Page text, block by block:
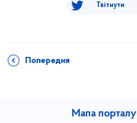
Твітнути
Попередня
Мапа порталу